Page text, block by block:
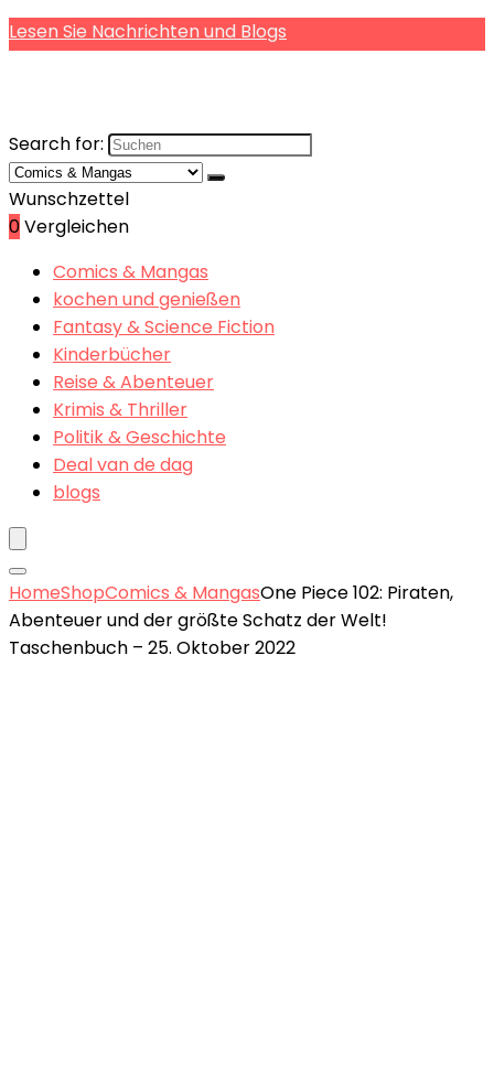
Lesen Sie Nachrichten und Blogs
Search for:
Wunschzettel
0Vergleichen
Comics & Mangas
kochen und genießen
Fantasy & Science Fiction
Kinderbücher
Reise & Abenteuer
Krimis & Thriller
Politik & Geschichte
Deal van de dag
blogs
HomeShopComics & MangasOne Piece 102: Piraten,
Abenteuer und der größte Schatz der Welt!
Taschenbuch – 25. Oktober 2022